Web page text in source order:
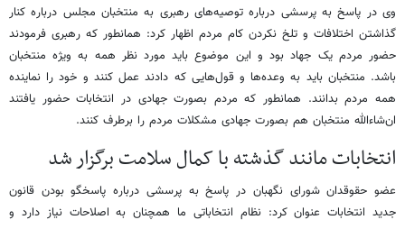
وی در پاسخ به پرسشی درباره توصیه‌های رهبری به منتخبان مجلس درباره کنار
گذاشتن اختلافات و تلخ نکردن کام مردم اظهار کرد: همانطور که رهبری فرمودند
حضور مردم یک جهاد بود و این موضوع باید مورد نظر همه به ویژه منتخبان
باشد. منتخبان باید به وعده‌ها و قول‌هایی که دادند عمل کنند و خود را نماینده
همه مردم بدانند. همانطور که مردم بصورت جهادی در انتخابات حضور یافتند
ان‌شاءالله منتخبان هم بصورت جهادی مشکلات مردم را برطرف کنند.
انتخابات مانند گذشته با کمال سلامت برگزار شد
عضو حقوقدان شورای نگهبان در پاسخ به پرسشی درباره پاسخگو بودن قانون
جدید انتخابات عنوان کرد: نظام انتخاباتی ما همچنان به اصلاحات نیاز دارد و